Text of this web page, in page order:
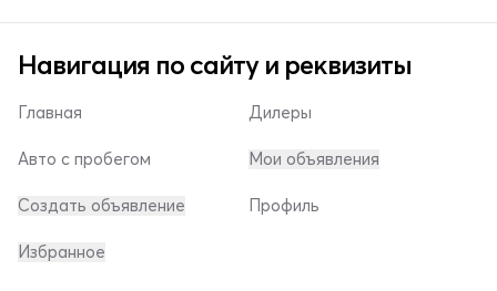
Навигация по сайту и реквизиты
Главная
Авто с пробегом
Создать объявление
Дилеры
Мои объявления
Профиль
Избранное